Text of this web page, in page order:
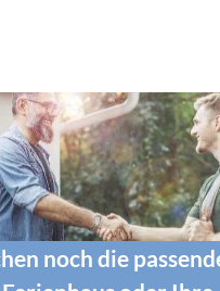
noch die